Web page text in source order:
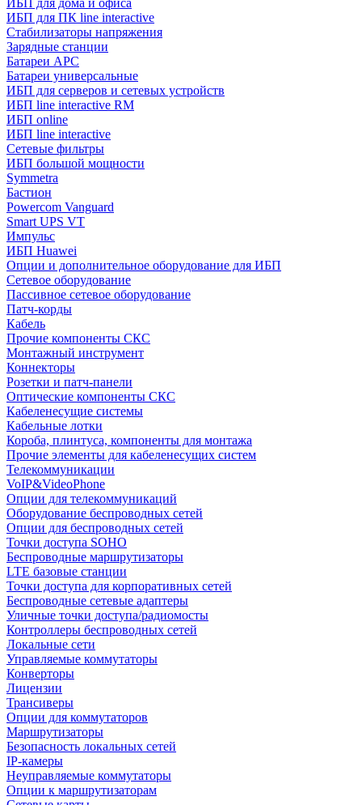
ИБП для дома и офиса
ИБП для ПК linе interactive
Стабилизаторы напряжения
Зарядные станции
Батареи APC
Батареи универсальные
ИБП для серверов и сетевых устройств
ИБП line interactive RM
ИБП online
ИБП linе interactive
Сетевые фильтры
ИБП большой мощности
Symmetra
Бастион
Powercom Vanguard
Smart UPS VT
Импульс
ИБП Huawei
Опции и дополнительное оборудование для ИБП
Сетевое оборудование
Пассивное сетевое оборудование
Патч-корды
Кабель
Прочие компоненты СКС
Монтажный инструмент
Коннекторы
Розетки и патч-панели
Оптические компоненты СКС
Кабеленесущие системы
Кабельные лотки
Короба, плинтуса, компоненты для монтажа
Прочие элементы для кабеленесущих систем
Телекоммуникации
VoIP&VideoPhone
Опции для телекоммуникаций
Оборудование беспроводных сетей
Опции для беспроводных сетей
Точки доступа SOHO
Беспроводные маршрутизаторы
LTE базовые станции
Точки доступа для корпоративных сетей
Беспроводные сетевые адаптеры
Уличные точки доступа/радиомосты
Контроллеры беспроводных сетей
Локальные сети
Управляемые коммутаторы
Конверторы
Лицензии
Трансиверы
Опции для коммутаторов
Маршрутизаторы
Безопасность локальных сетей
IP-камеры
Неуправляемые коммутаторы
Опции к маршрутизаторам